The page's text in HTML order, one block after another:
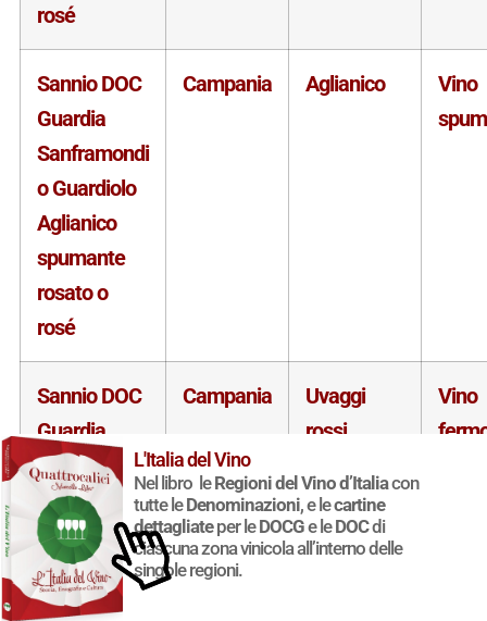
rosé
Sannio DOC
Guardia
Sanframondi
o Guardiolo
Aglianico
spumante
rosato o
rosé
Campania Aglianico
Vino
Sannio DOC
Guardia
Sanframondi
o Guardiolo
Aglianico-
Piedirosso
Campania
Uvaggi
rossi
Vino
L'Italia del Vino
Nel libro leRegioni del Vino d’Italiacon
tutte leDenominazioni, e lecartine
dettagliateper leDOCGe leDOCdi
ciascuna zona vinicola all’interno delle
singole regioni.